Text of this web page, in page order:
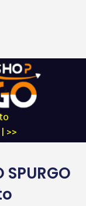
>>
SPURGO